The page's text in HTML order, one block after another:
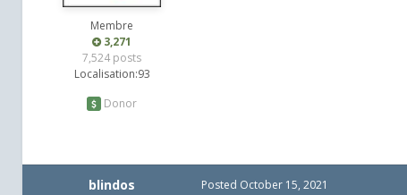
Membre
3,271
7,524 posts
Localisation:93
Donor
blindos Posted October 15, 2021